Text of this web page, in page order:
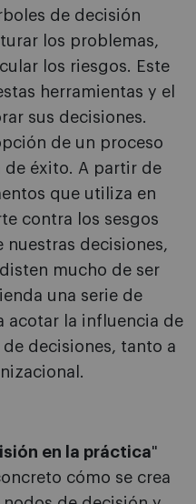
de decisión
los problemas,
los riesgos. Este
herramientas y el
sus decisiones.
de un proceso
de éxito. A partir de
que utiliza en
contra los sesgos
decisiones,
mucho de ser
una serie de
acotar la influencia de
decisiones, tanto a
en la práctica"
cómo se crea